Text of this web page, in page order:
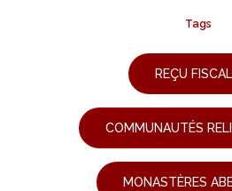
Tags
REÇU FISCAL
COMMUNAUTÉS
MONASTÈRES